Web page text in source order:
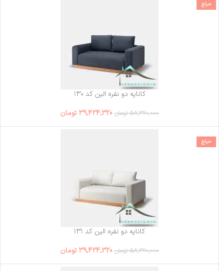
حراج
کاناپه دو نفره الین کد ۱۳۰
58,320,000 تومان 39,424,320 تومان
حراج
کاناپه دو نفره الین کد ۱۳۱
58,320,000 تومان 39,424,320 تومان